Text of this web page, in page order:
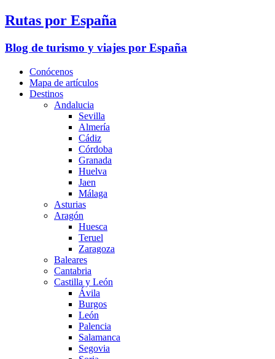
Rutas por España
Blog de turismo y viajes por España
Conócenos
Mapa de artículos
Destinos
Andalucia
Sevilla
Almería
Cádiz
Córdoba
Granada
Huelva
Jaen
Málaga
Asturias
Aragón
Huesca
Teruel
Zaragoza
Baleares
Cantabria
Castilla y León
Ávila
Burgos
León
Palencia
Salamanca
Segovia